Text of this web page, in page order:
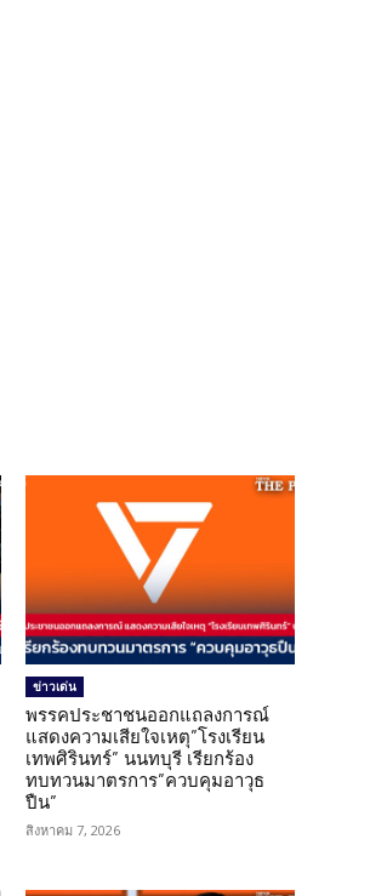
ข่าวเด่น
พรรคประชาชนออกแถลงการณ์
แสดงความเสียใจเหตุ”โรงเรียน
เทพศิรินทร์” นนทบุรี เรียกร้อง
ทบทวนมาตรการ”ควบคุมอาวุธ
ปืน”
สิงหาคม 7, 2026